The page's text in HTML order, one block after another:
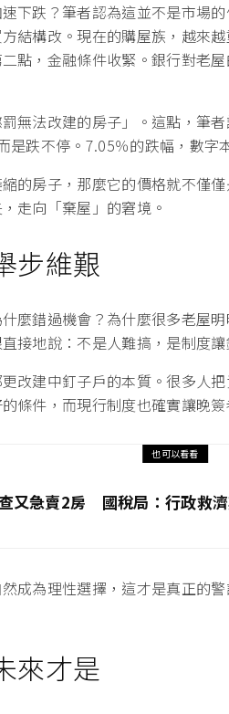
下跌？筆者認為這並不是市場
結構改。現在的購屋族，越來
點，金融條件收緊。銀行對老
無法改建的房子」。這點，筆
是跌不停。7.05％的跌幅，數字
的房子，那麼它的價格就不僅
走向「棄屋」的窘境。
步維艱
麼錯過機會？為什麼很多老屋
接地說：不是人難搞，是制度
改建中釘子戶的本質。很多人
條件，而現行制度也確實讓晚簽
也可以看看
又急賣2房 國稅局：行政救
成為理性選擇，這才是真正的
來才是